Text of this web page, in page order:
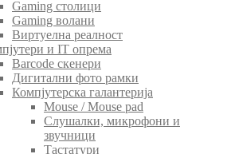
Gaming столици
Gaming волани
Виртуелна реалност
и IT опрема
Barcode скенери
Дигитални фото рамки
Компјутерска галантерија
Mouse / Mouse pad
Слушалки, микрофони и
звучници
Тастатури